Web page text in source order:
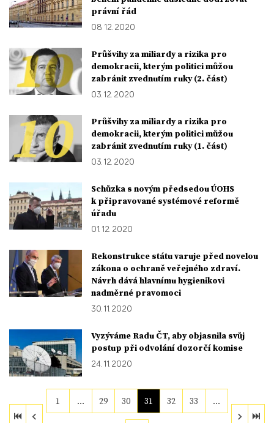
právní řád
08. 12. 2020
Průšvihy za miliardy a rizika pro
demokracii, kterým politici můžou
zabránit zvednutím ruky (2. část)
03. 12. 2020
Průšvihy za miliardy a rizika pro
demokracii, kterým politici můžou
zabránit zvednutím ruky (1. část)
03. 12. 2020
Schůzka s novým předsedou ÚOHS
k připravované systémové reformě
úřadu
01. 12. 2020
Rekonstrukce státu varuje před novelou
zákona o ochraně veřejného zdraví.
Návrh dává hlavnímu hygienikovi
nadměrné pravomoci
30. 11. 2020
Vyzýváme Radu ČT, aby objasnila svůj
postup při odvolání dozorčí komise
24. 11. 2020
1 … 29 30 31 32 33 …